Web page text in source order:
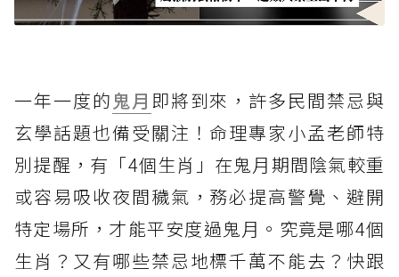
一年一度的 鬼月 即將到來，許多民間禁忌與
玄學話題也備受關注！命理專家小孟老師特
別提醒，有「4個生肖」在鬼月期間陰氣較重
或容易吸收夜間穢氣，務必提高警覺、避開
特定場所，才能平安度過鬼月。究竟是哪4個
生肖？又有哪些禁忌地標千萬不能去？快跟